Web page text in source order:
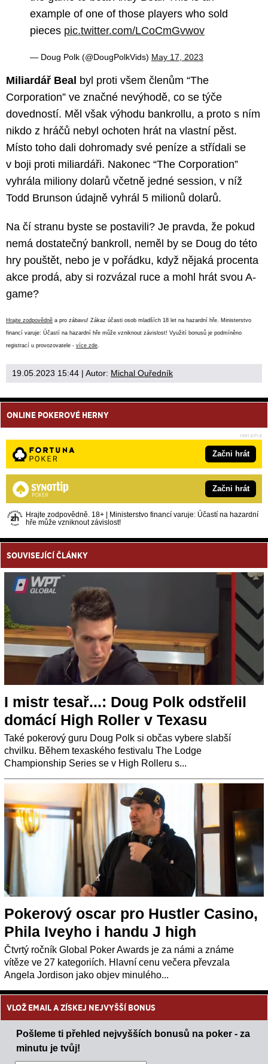
example of one of those players who sold
pieces pic.twitter.com/LCoCmGvwov
— Doug Polk (@DougPolkVids) May 17, 2023
Miliardář Beal byl proti všem členům “The
Corporation” ve značné nevýhodě, co se týče
dovedností. Měl však výhodu bankrollu, a proto s ním
nikdo z hráčů nebyl ochoten hrát na vlastní pěst.
Místo toho dali dohromady své peníze a střídali se
v boji proti miliardáři. Nakonec “The Corporation”
vyhrála miliony dolarů včetně jedné session, v níž
Todd Brunson údajně vyhrál 5 milionů dolarů.
Na čí stranu byste se postavili? Je pravda, že pokud
nemá dostatečný bankroll, neměl by se Doug do této
hry pouštět, nebo je v pořádku, když nějaká procenta
akce prodá, aby si rozvázal ruce a mohl hrát svou A-
game?
Hrajte zodpovědně a pro zábavu! Zákaz účasti osob mladších 18 let na hazardní hře. Ministerstvo
financí varuje: Účastí na hazardní hře může vzniknout závislost! Využití bonusů je podmíněno
registrací u provozovatele - více zde.
19.05.2023 15:44 | Autor: Michal Ouředník
ONLINE POKEROVÉ HERNY
Začni hrát
Začni hrát
Hrajte zodpovědně. 18+ | Ministerstvo financí varuje: Účastí na hazardní
hře může vzniknout závislost!
SOUVISEJÍCÍ ČLÁNKY
I mistr tesař...: Doug Polk odstřelil
domácí High Roller v Texasu
Také pokerový guru Doug Polk si občas vybere slabší
chvilku. Během texaského festivalu The Lodge
Championship Series se v High Rolleru s...
Pokerový oscar pro Hustler Casino,
Phila Iveyho i handu J high
Čtvrtý ročník Global Poker Awards je za námi a známe
vítěze ve 27 kategoriích. Hlavní cenu večera převzala
Angela Jordison jako objev minulého...
VLOŽ EMAIL A ZÍSKEJ NEJVYŠŠÍ BONUS
Pošleme ti přehled nejvyšších bonusů na poker - za
minutu je tvůj!